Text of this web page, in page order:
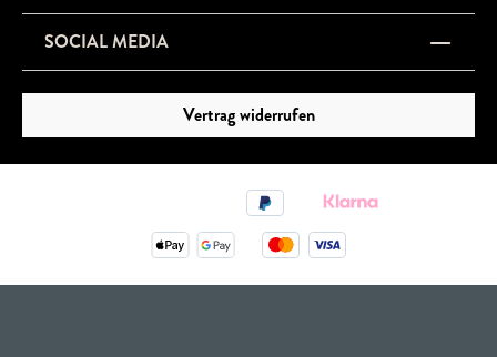
SOCIAL MEDIA
Vertrag widerrufen